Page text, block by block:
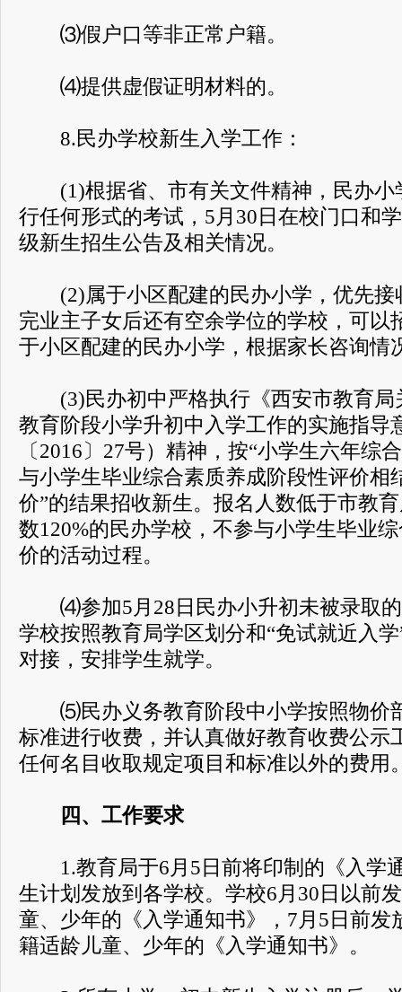
⑶假户口等非正常户籍。
⑷提供虚假证明材料的。
8.民办学校新生入学工作：
(1)根据省、市有关文件精神，民办小
行任何形式的考试，5月30日在校门口和
级新生招生公告及相关情况。
(2)属于小区配建的民办小学，优先接
完业主子女后还有空余学位的学校，可以
于小区配建的民办小学，根据家长咨询情
(3)民办初中严格执行《西安市教育局
教育阶段小学升初中入学工作的实施指导
〔2016〕27号）精神，按“小学生六年综
与小学生毕业综合素质养成阶段性评价相
价”的结果招收新生。报名人数低于市教
数120%的民办学校，不参与小学生毕业
价的活动过程。
⑷参加5月28日民办小升初未被录取的
学校按照教育局学区划分和“免试就近入
对接，安排学生就学。
⑸民办义务教育阶段中小学按照物价
标准进行收费，并认真做好教育收费公示
任何名目收取规定项目和标准以外的费用
四、工作要求
1.教育局于6月5日前将印制的《入学
生计划发放到各学校。学校6月30日以前
童、少年的《入学通知书》，7月5日前发
籍适龄儿童、少年的《入学通知书》。